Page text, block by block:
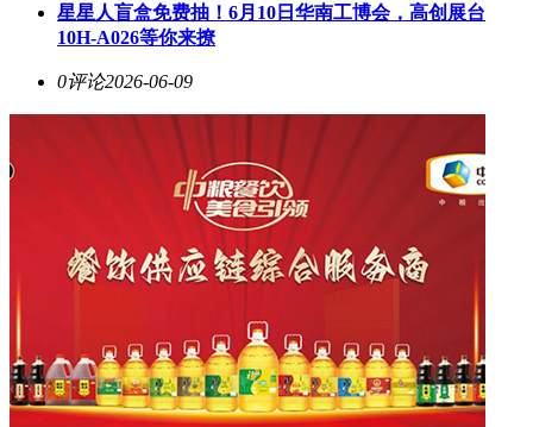
星星人盲盒免费抽！6月10日华南工博会，高创展台
10H-A026等你来撩
0评论2026-06-09